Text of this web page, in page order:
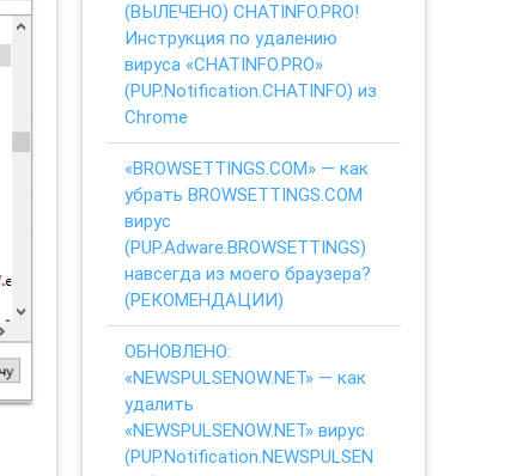
(ВЫЛЕЧЕНО) CHATINFO.PRO!
Инструкция по удалению
вируса «CHATINFO.PRO»
(PUP.Notification.CHATINFO) из
Chrome
«BROWSETTINGS.COM» — как
убрать BROWSETTINGS.COM
вирус
(PUP.Adware.BROWSETTINGS)
навсегда из моего браузера?
(РЕКОМЕНДАЦИИ)
ОБНОВЛЕНО:
«NEWSPULSENOW.NET» — как
удалить
«NEWSPULSENOW.NET» вирус
(PUP.Notification.NEWSPULSEN